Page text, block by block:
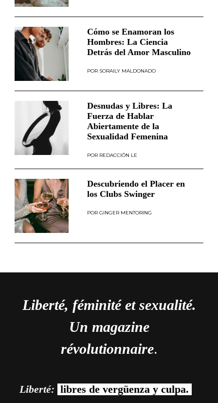
Cómo se Enamoran los
Hombres: La Ciencia
Detrás del Amor Masculino
SORAILY MALDONADO
Desnudas y Libres: La
Fuerza de Hablar
Abiertamente de la
Sexualidad Femenina
REDACCIÓN LE
Descubriendo el Placer en
los Clubs Swinger
GINGER MENTORING
Liberté, féminité et sexualité.
Un magazine
révolutionnaire.
Liberté: libres de vergüenza y culpa.